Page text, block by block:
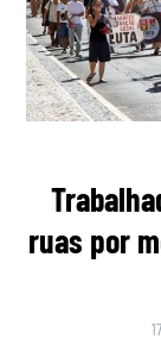
ruas por